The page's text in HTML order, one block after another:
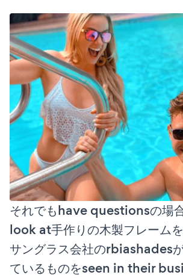
それでもhave questionsの場
look at手作りの木製フレーム
サングラス会社のrbiashades
ているものをseen in their